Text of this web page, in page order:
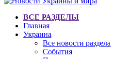
ВСЕ РАЗДЕЛЫ
Главная
Украина
Все новости раздела
События